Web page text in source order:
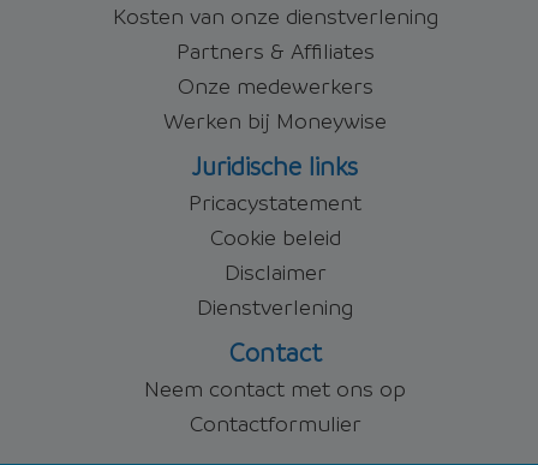
Kosten van onze dienstverlening
Partners & Affiliates
Onze medewerkers
Werken bij Moneywise
Juridische links
Pricacystatement
Cookie beleid
Disclaimer
Dienstverlening
Contact
Neem contact met ons op
Contactformulier